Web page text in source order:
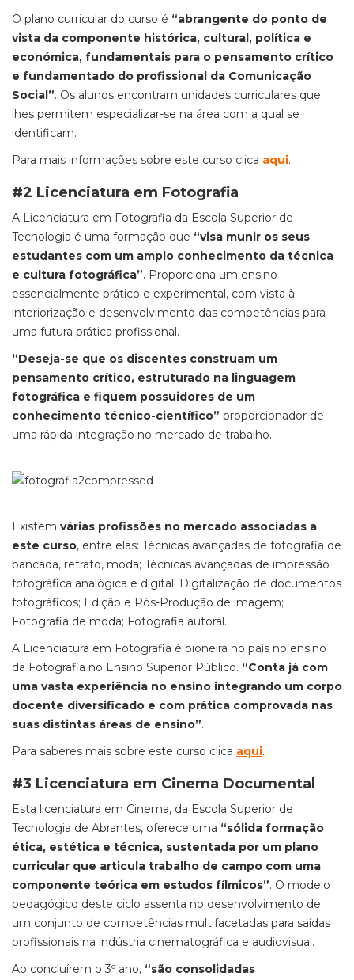
O plano curricular do curso é “abrangente do ponto de
vista da componente histórica, cultural, política e
económica, fundamentais para o pensamento crítico
e fundamentado do profissional da Comunicação
Social”. Os alunos encontram unidades curriculares que
lhes permitem especializar-se na área com a qual se
identificam.
Para mais informações sobre este curso clica aqui.
#2 Licenciatura em Fotografia
A Licenciatura em Fotografia da Escola Superior de
Tecnologia é uma formação que “visa munir os seus
estudantes com um amplo conhecimento da técnica
e cultura fotográfica”. Proporciona um ensino
essencialmente prático e experimental, com vista à
interiorização e desenvolvimento das competências para
uma futura prática profissional.
“Deseja-se que os discentes construam um
pensamento crítico, estruturado na linguagem
fotográfica e fiquem possuidores de um
conhecimento técnico-científico” proporcionador de
uma rápida integração no mercado de trabalho.
Existem várias profissões no mercado associadas a
este curso, entre elas: Técnicas avançadas de fotografia de
bancada, retrato, moda; Técnicas avançadas de impressão
fotográfica analógica e digital; Digitalização de documentos
fotográficos; Edição e Pós-Produção de imagem;
Fotografia de moda; Fotografia autoral.
A Licenciatura em Fotografia é pioneira no país no ensino
da Fotografia no Ensino Superior Público. “Conta já com
uma vasta experiência no ensino integrando um corpo
docente diversificado e com prática comprovada nas
suas distintas áreas de ensino”.
Para saberes mais sobre este curso clica aqui.
#3 Licenciatura em Cinema Documental
Esta licenciatura em Cinema, da Escola Superior de
Tecnologia de Abrantes, oferece uma “sólida formação
ética, estética e técnica, sustentada por um plano
curricular que articula trabalho de campo com uma
componente teórica em estudos fílmicos”. O modelo
pedagógico deste ciclo assenta no desenvolvimento de
um conjunto de competências multifacetadas para saídas
profissionais na indústria cinematográfica e audiovisual.
Ao concluírem o 3º ano, “são consolidadas